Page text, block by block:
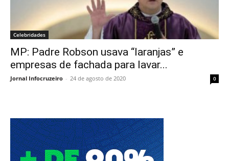
Celebridades
MP: Padre Robson usava “laranjas” e
empresas de fachada para lavar...
Jornal Infocruzeiro - 24 de agosto de 2020 0